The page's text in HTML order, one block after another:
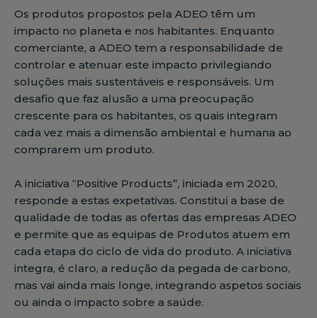
Os produtos propostos pela ADEO têm um
impacto no planeta e nos habitantes. Enquanto
comerciante, a ADEO tem a responsabilidade de
controlar e atenuar este impacto privilegiando
soluções mais sustentáveis e responsáveis. Um
desafio que faz alusão a uma preocupação
crescente para os habitantes, os quais integram
cada vez mais a dimensão ambiental e humana ao
comprarem um produto.
A iniciativa “Positive Products”, iniciada em 2020,
responde a estas expetativas. Constitui a base de
qualidade de todas as ofertas das empresas ADEO
e permite que as equipas de Produtos atuem em
cada etapa do ciclo de vida do produto. A iniciativa
integra, é claro, a redução da pegada de carbono,
mas vai ainda mais longe, integrando aspetos sociais
ou ainda o impacto sobre a saúde.